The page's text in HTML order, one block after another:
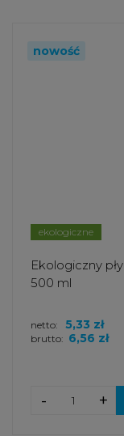
ekologiczne
Ekologiczny
500 ml
brutto: 6,56 zł
netto: 5,33 zł
+
-
nowość